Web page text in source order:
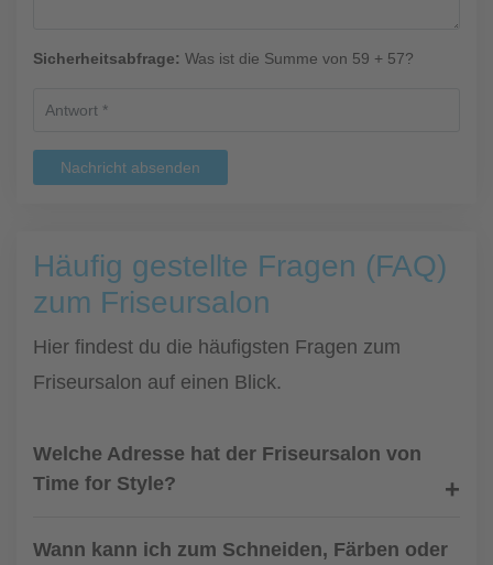
Sicherheitsabfrage: Was ist die Summe von 59 + 57?
Nachricht absenden
Häufig gestellte Fragen (FAQ)
zum Friseursalon
Hier findest du die häufigsten Fragen zum
Friseursalon auf einen Blick.
Welche Adresse hat der Friseursalon von
Time for Style?
Wann kann ich zum Schneiden, Färben oder